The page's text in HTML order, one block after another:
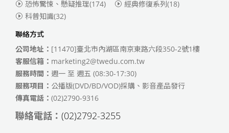
恐怖驚悚、懸疑推理(174) 經典修復系列(18)
科普知識(32)
聯絡方式
公司地址： [11470]臺北市內湖區南京東路六段350-2號1樓
客服信箱： marketing2@twedu.com.tw
服務時間： 週一 至 週五 (08:30-17:30)
服務項目： 公播版(DVD/BD/VOD)採購、影音產品發行
傳真電話： (02)2790-9316
聯絡電話： (02)2792-3255